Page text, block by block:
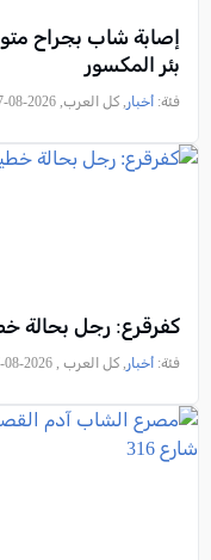
إصابة شاب بجراح
بئر المكسور
فئة: أخبار , كل العرب, 2026-08-07 22:55:05
كفرقرع: رجل بحالة
فئة: أخبار , كل العرب , 2026-08-07 21:32:59